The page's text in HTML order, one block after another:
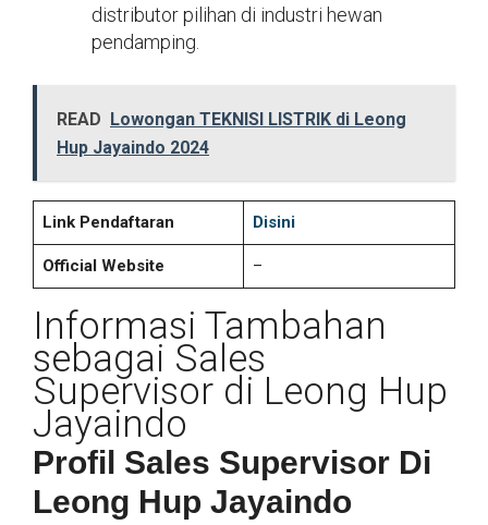
distributor pilihan di industri hewan
pendamping.
READ Lowongan TEKNISI LISTRIK di Leong
Hup Jayaindo 2024
Link Pendaftaran Disini
Official Website –
Informasi Tambahan
sebagai Sales
Supervisor di Leong Hup
Jayaindo
Profil Sales Supervisor Di
Leong Hup Jayaindo